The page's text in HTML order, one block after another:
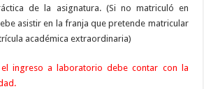
de la asignatura. (Si no matriculó en
asistir en la franja que pretende matricular
académica extraordinaria)
ingreso a laboratorio debe contar con la